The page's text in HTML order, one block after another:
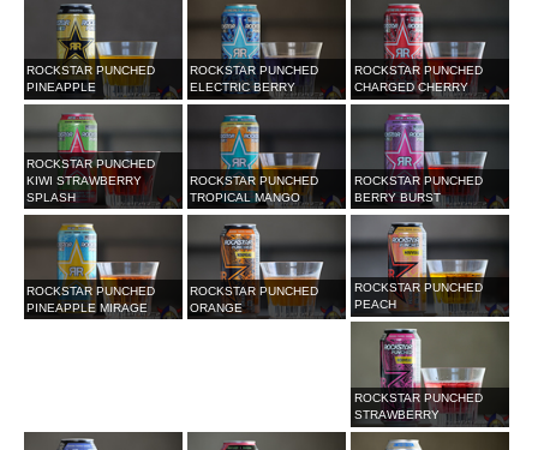
ROCKSTAR PUNCHED
PINEAPPLE
ROCKSTAR PUNCHED
ELECTRIC BERRY
ROCKSTAR PUNCHED
CHARGED CHERRY
ROCKSTAR PUNCHED
KIWI STRAWBERRY
SPLASH
ROCKSTAR PUNCHED
TROPICAL MANGO
ROCKSTAR PUNCHED
BERRY BURST
ROCKSTAR PUNCHED
PINEAPPLE MIRAGE
ROCKSTAR PUNCHED
ORANGE
ROCKSTAR PUNCHED
PEACH
ROCKSTAR PUNCHED
STRAWBERRY